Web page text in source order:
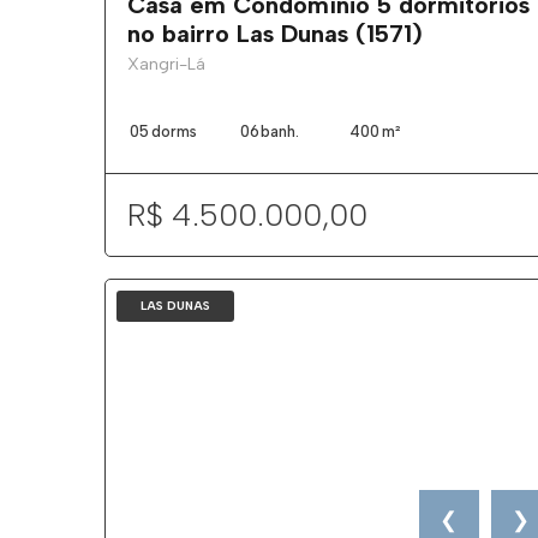
no bairro Las Dunas (1571)
Xangri-Lá
05 dorms 06 banh. 400 m²
R$ 4.500.000,00
❮ ❯
LAS DUNAS